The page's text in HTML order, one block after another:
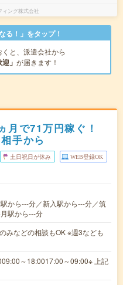
ィング株式会社
！」をタップ！
くと、派遣会社から
」 が届きます！
月で71万円稼ぐ！
手から
土日祝日が休み WEB登録OK
から---分／新入駅から---分／筑
駅から---分
みなどの相談もOK ※週3なども
～18:0017:00～09:00※ 上記